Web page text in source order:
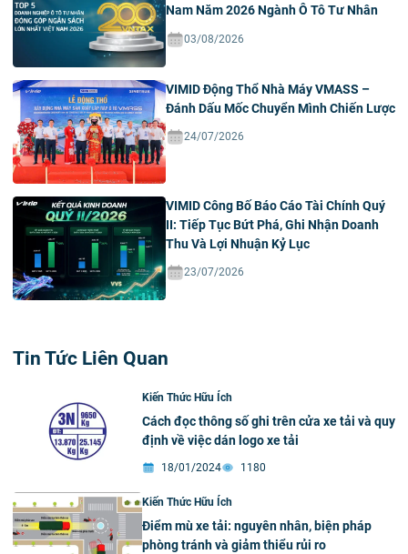
Nam Năm 2026 Ngành Ô Tô Tư Nhân
03/08/2026
VIMID Động Thổ Nhà Máy VMASS –
Đánh Dấu Mốc Chuyển Mình Chiến Lược
24/07/2026
VIMID Công Bố Báo Cáo Tài Chính Quý
II: Tiếp Tục Bứt Phá, Ghi Nhận Doanh
Thu Và Lợi Nhuận Kỷ Lục
23/07/2026
Tin Tức Liên Quan
Kiến Thức Hữu Ích
Cách đọc thông số ghi trên cửa xe tải và quy
định về việc dán logo xe tải
18/01/2024 1180
Kiến Thức Hữu Ích
Điểm mù xe tải: nguyên nhân, biện pháp
phòng tránh và giảm thiểu rủi ro